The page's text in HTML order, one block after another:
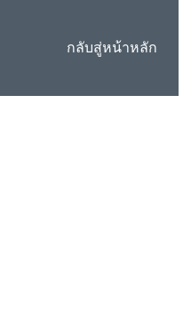
กลับสู่หน้าหลัก